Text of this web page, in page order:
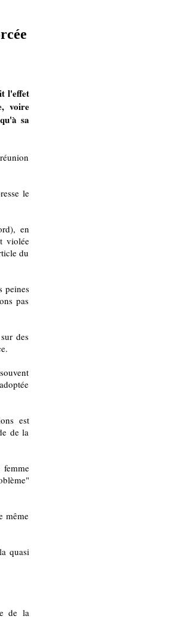
l'effet
voire
sa
le
en
violée
du
peines
pas
des
est
de la
même
quasi
de la